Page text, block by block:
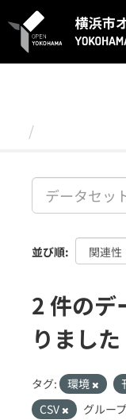
キ
並び順
2 件のデ
りました
タグ: 環境
CSV
グルー